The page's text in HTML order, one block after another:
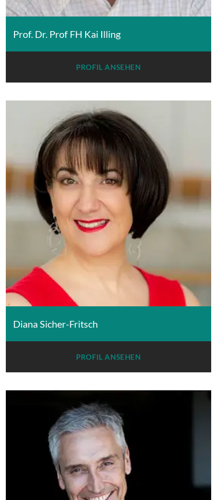
Prof. Dr. Prof FH Kai Illing
PROFIL ANSEHEN
Diana Sicher-Fritsch
PROFIL ANSEHEN